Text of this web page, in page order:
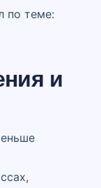
по теме:
и